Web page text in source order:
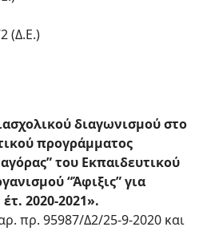
(Δ.Ε.)
διαγωνισμού στο
προγράμματος
του Εκπαιδευτικού
“Άφιξις” για
2020-2021».
πρ. 95987/Δ2/25-9-2020 και